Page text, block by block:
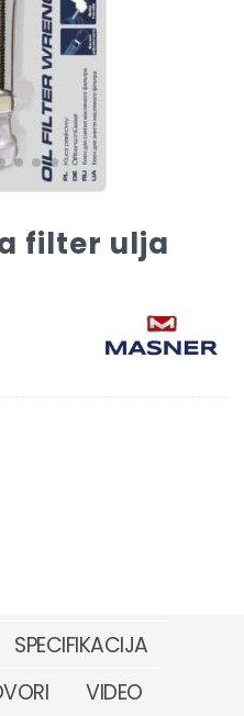
filter ulja
SPECIFIKACIJA
VIDEO